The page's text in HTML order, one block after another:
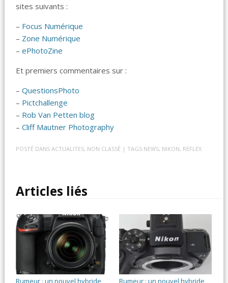
sites suivants :
– Focus Numérique
– Zone Numérique
–ePhotoZine
Et premiers commentaires sur :
–QuestionsPhoto
– Pictchallenge
– Rob Van Petten blog
–Cliff Mautner Photography
POSTÉ DANSACTUALITES, NON CLASSÉ | TAGS NEWS, NIKON, REFLEX
Articles liés
Rumeur : un nouvel hybride
Rumeur : un nouvel hybride